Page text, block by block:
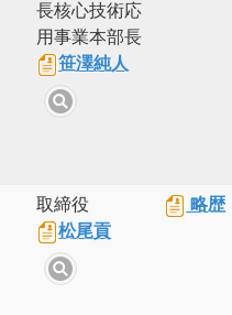
長核心技術応
用事業本部長
笹澤純人
取締役
松尾貢
略歴